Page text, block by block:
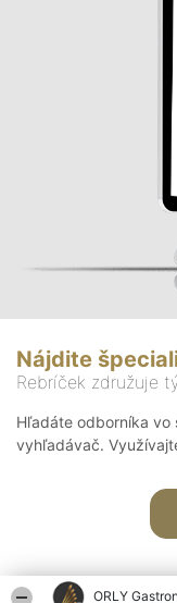
ORLY
Nájdite
Rebríček združuje
Hľadáte odborníka vo
vyhľadávač.